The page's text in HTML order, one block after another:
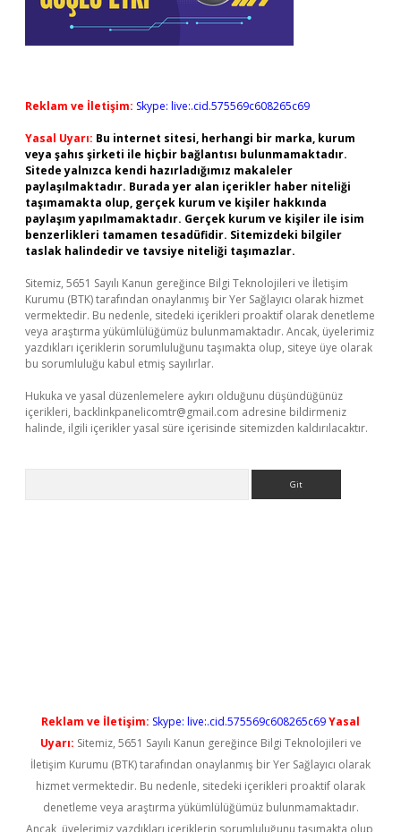
Reklam ve İletişim: Skype: live:.cid.575569c608265c69
Yasal Uyarı: Bu internet sitesi, herhangi bir marka, kurum
veya şahıs şirketi ile hiçbir bağlantısı bulunmamaktadır.
Sitede yalnızca kendi hazırladığımız makaleler
paylaşılmaktadır. Burada yer alan içerikler haber niteliği
taşımamakta olup, gerçek kurum ve kişiler hakkında
paylaşım yapılmamaktadır. Gerçek kurum ve kişiler ile isim
benzerlikleri tamamen tesadüfidir. Sitemizdeki bilgiler
taslak halindedir ve tavsiye niteliği taşımazlar.
Sitemiz, 5651 Sayılı Kanun gereğince Bilgi Teknolojileri ve İletişim
Kurumu (BTK) tarafından onaylanmış bir Yer Sağlayıcı olarak hizmet
vermektedir. Bu nedenle, sitedeki içerikleri proaktif olarak denetleme
veya araştırma yükümlülüğümüz bulunmamaktadır. Ancak, üyelerimiz
yazdıkları içeriklerin sorumluluğunu taşımakta olup, siteye üye olarak
bu sorumluluğu kabul etmiş sayılırlar.
Hukuka ve yasal düzenlemelere aykırı olduğunu düşündüğünüz
içerikleri, backlinkpanelicomtr@gmail.com adresine bildirmeniz
halinde, ilgili içerikler yasal süre içerisinde sitemizden kaldırılacaktır.
Reklam ve İletişim: Skype: live:.cid.575569c608265c69Yasal
Uyarı: Sitemiz, 5651 Sayılı Kanun gereğince Bilgi Teknolojileri ve
İletişim Kurumu (BTK) tarafından onaylanmış bir Yer Sağlayıcı olarak
hizmet vermektedir. Bu nedenle, sitedeki içerikleri proaktif olarak
denetleme veya araştırma yükümlülüğümüz bulunmamaktadır.
Ancak, üyelerimiz yazdıkları içeriklerin sorumluluğunu taşımakta olup,